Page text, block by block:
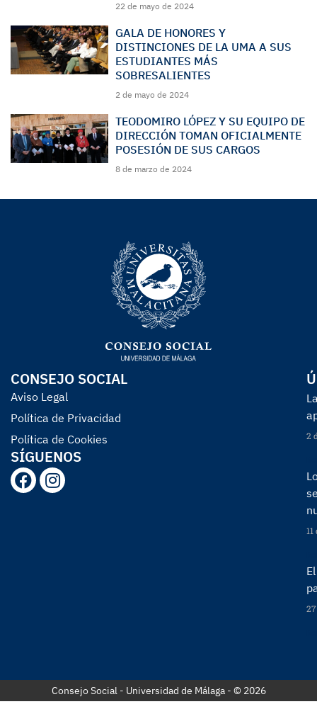
22 de mayo de 2024
GALA DE HONORES Y
DISTINCIONES DE LA UMA A SUS
ESTUDIANTES MÁS
SOBRESALIENTES
2 de mayo de 2024
TEODOMIRO LÓPEZ Y SU EQUIPO DE
DIRECCIÓN TOMAN OFICIALMENTE
POSESIÓN DE SUS CARGOS
8 de marzo de 2024
CONSEJO SOCIAL
Aviso Legal
Política de Privacidad
Política de Cookies
SÍGUENOS
2
Consejo Social - Universidad de Málaga - © 2026